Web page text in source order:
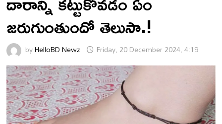
జరుగుంతుందో తెలుసా.!
byHelloBD Newz Friday, 20 December 2024, 4:19